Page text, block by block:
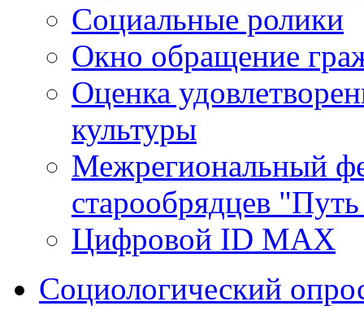
Социальные ролики
Окно обращение
Оценка
культуры
Межрегиональный
старообрядцев
Цифровой ID MAX
Социологический